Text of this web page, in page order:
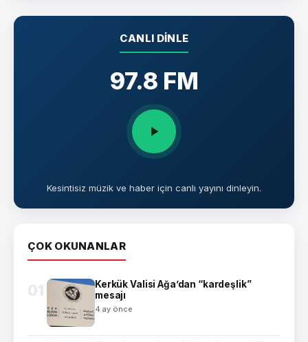
CANLI DINLE
97.8 FM
Kesintisiz müzik ve haber için canlı yayını dinleyin.
ÇOK OKUNANLAR
01
Kerkük Valisi Ağa’dan “kardeşlik”
mesajı
4 ay önce